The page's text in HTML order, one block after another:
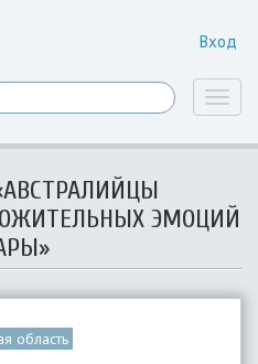
Вход
ЭМОЦИЙ
область